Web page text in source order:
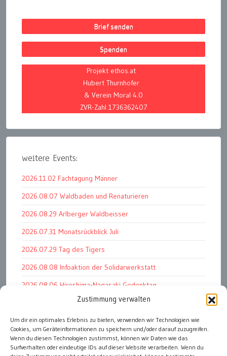
Zustimmung verwalten
Um dir ein optimales Erlebnis zu bieten, verwenden wir Technologien wie
Cookies, um Geräteinformationen zu speichern und/oder darauf zuzugreifen.
Wenn du diesen Technologien zustimmst, können wir Daten wie das
Surfverhalten oder eindeutige IDs auf dieser Website verarbeiten. Wenn du
Brief senden
Spenden
Projekt ethos.at
Hubert Thurnhofer
& Verein Moral 4.0
ZVR-Zahl 1736362407
weitere Events:
2026.11.02 Fachtagung Männer
2026.08.07 Waldbaden und Renaturieren
2026.08.29 Arlberger Waldbeisser
2026.07.31 Monatsrückblick Juli
2026.07.29 Tag des Tigers
2026.08.08 Infoaktion der Solidarwerkstatt
2026.08.06 Hiroshima-Nagasaki Gedenktag
2026.07.10 Kundgebung gg Budget 2027/28
2026.07.30 Kundgebung für den Frieden
2026.07.24 Summit KI und Kreativrechte